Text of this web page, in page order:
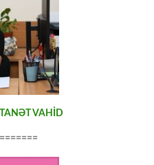
VAHİD